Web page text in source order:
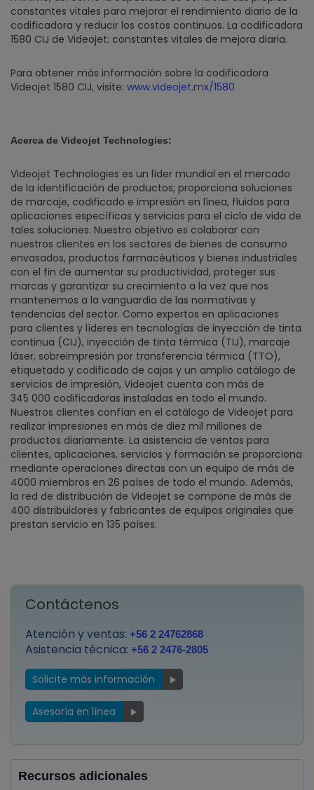
constantes vitales para mejorar el rendimiento diario de la
codificadora y reducir los costos continuos. La codificadora
1580 CIJ de Videojet: constantes vitales de mejora diaria.
Para obtener más información sobre la codificadora
Videojet 1580 CIJ, visite: www.videojet.mx/1580
Acerca de Videojet Technologies:
Videojet Technologies es un líder mundial en el mercado
de la identificación de productos; proporciona soluciones
de marcaje, codificado e impresión en línea, fluidos para
aplicaciones específicas y servicios para el ciclo de vida de
tales soluciones. Nuestro objetivo es colaborar con
nuestros clientes en los sectores de bienes de consumo
envasados, productos farmacéuticos y bienes industriales
con el fin de aumentar su productividad, proteger sus
marcas y garantizar su crecimiento a la vez que nos
mantenemos a la vanguardia de las normativas y
tendencias del sector. Como expertos en aplicaciones
para clientes y líderes en tecnologías de inyección de tinta
continua (CIJ), inyección de tinta térmica (TIJ), marcaje
láser, sobreimpresión por transferencia térmica (TTO),
etiquetado y codificado de cajas y un amplio catálogo de
servicios de impresión, Videojet cuenta con más de
345 000 codificadoras instaladas en todo el mundo.
Nuestros clientes confían en el catálogo de Videojet para
realizar impresiones en más de diez mil millones de
productos diariamente. La asistencia de ventas para
clientes, aplicaciones, servicios y formación se proporciona
mediante operaciones directas con un equipo de más de
4000 miembros en 26 países de todo el mundo. Además,
la red de distribución de Videojet se compone de más de
400 distribuidores y fabricantes de equipos originales que
prestan servicio en 135 países.
Contáctenos
Atención y ventas: +56 2 24762868
Asistencia técnica: +56 2 2476-2805
Solicite más información
Asesoría en línea
Recursos adicionales